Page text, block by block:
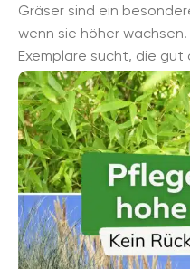
Gräser sind ein
wenn sie höher
Exemplare sucht, die gut
auskommen, findet im
mit Beschreibung.